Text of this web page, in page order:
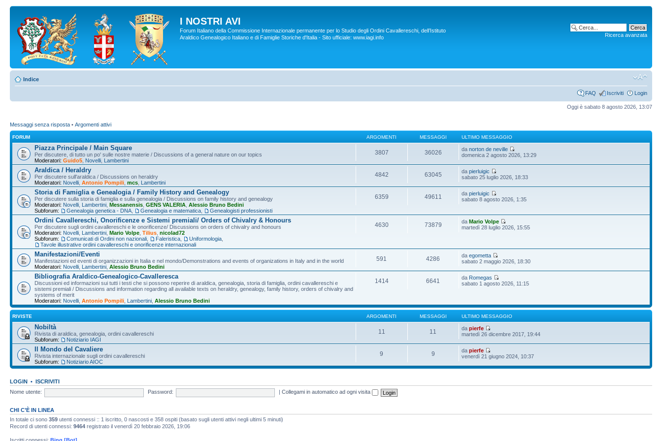
I NOSTRI AVI
Forum Italiano della Commissione Internazionale permanente per lo Studio degli Ordini Cavallereschi, dell’Istituto
Araldico Genealogico Italiano e di Famiglie Storiche d'Italia - Sito ufficiale: www.iagi.info
Ricerca avanzata
Indice
FAQ Iscriviti Login
Oggi è sabato 8 agosto 2026, 13:07
Messaggi senza risposta • Argomenti attivi
FORUM ARGOMENTI MESSAGGI ULTIMO MESSAGGIO
Piazza Principale / Main Square
Per discutere, di tutto un po' sulle nostre materie / Discussions of a general nature on our topics
Moderatori: Guido5 Novelli Lambertini
3807 36026 danorton de neville
domenica 2 agosto 2026, 13:29
Araldica / Heraldry
Per discutere sull'araldica / Discussions on heraldry
Moderatori: Novelli Antonio Pompili mcs Lambertini
4842 63045 dapierluigic
sabato 25 luglio 2026, 18:33
Storia di Famiglia e Genealogia / Family History and Genealogy
Per discutere sulla storia di famiglia e sulla genealogia / Discussions on family history and genealogy
Moderatori: Novelli Lambertini Messanensis GENS VALERIA Alessio Bruno Bedini
Subforum:
Genealogia genetica - DNA Genealogia e matematica Genealogisti professionisti
6359 49611 dapierluigic
sabato 8 agosto 2026, 1:35
Ordini Cavallereschi, Onorificenze e Sistemi premiali/ Orders of Chivalry & Honours
Per discutere sugli ordini cavallereschi e le onorificenze/ Discussions on orders of chivalry and honours
Moderatori: Novelli Lambertini Mario Volpe Tilius nicolad72
Subforum:
Comunicati di Ordini non nazionali Faleristica Uniformologia
Tavole illustrative ordini cavallereschi e onorificenze internazionali
4630 73879 daMario Volpe
martedì 28 luglio 2026, 15:55
Manifestazioni/Eventi
Manifestazioni ed eventi di organizzazioni in Italia e nel mondo/Demonstrations and events of organizations in Italy and in the world
Moderatori: Novelli Lambertini Alessio Bruno Bedini
591 4286 daegometta
sabato 2 maggio 2026, 18:30
Bibliografia Araldico-Genealogico-Cavalleresca
Discussioni ed informazioni sui tutti i testi che si possono reperire di araldica, genealogia, storia di famiglia, ordini cavallereschi e
sistemi premiali / Discussions and information regarding all available texts on heraldry, genealogy, family history, orders of chivalry and
systems of merit
Moderatori: Novelli Antonio Pompili Lambertini Alessio Bruno Bedini
1414 6641 da Romegas
sabato 1 agosto 2026, 11:15
RIVISTE ARGOMENTI MESSAGGI ULTIMO MESSAGGIO
Nobiltà
Rivista di araldica, genealogia, ordini cavallereschi
Subforum:
Notiziario IAGI
11 11 dapierfe
martedì 26 dicembre 2017, 19:44
Il Mondo del Cavaliere
Rivista internazionale sugli ordini cavallereschi
Subforum:
Notiziario AIOC
9 9 dapierfe
venerdì 21 giugno 2024, 10:37
LOGIN • ISCRIVITI
Nome utente:
Password: |Collegami in automatico ad ogni visita
CHI C’È IN LINEA
In totale ci sono 359 utenti connessi :: 1 iscritto, 0 nascosti e 358 ospiti (basato sugli utenti attivi negli ultimi 5 minuti)
Record di utenti connessi: 9464 registrato il venerdì 20 febbraio 2026, 19:06
Iscritti connessi: Bing [Bot]